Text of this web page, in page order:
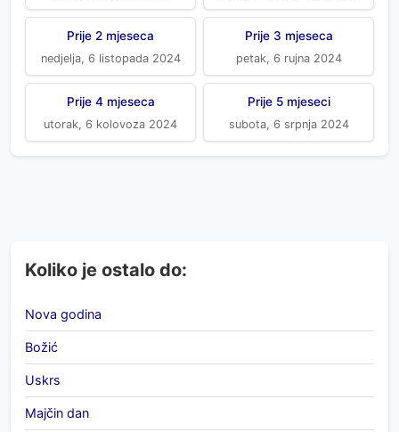
Prije 2 mjeseca
nedjelja, 6 listopada 2024
Prije 3 mjeseca
petak, 6 rujna 2024
Prije 4 mjeseca
utorak, 6 kolovoza 2024
Prije 5 mjeseci
subota, 6 srpnja 2024
Koliko je ostalo do:
Nova godina
Božić
Uskrs
Majčin dan